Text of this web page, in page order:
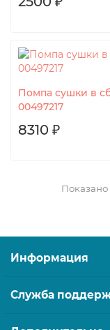
Помпа сушки в
00497217
8310 ₽
Показано
Информация
Служба